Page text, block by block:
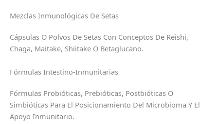
Mezclas Inmunológicas De Setas
Cápsulas O Polvos De Setas Con Conceptos De Reishi,
Chaga, Maitake, Shiitake O Betaglucano.
Fórmulas Intestino-Inmunitarias
Fórmulas Probióticas, Prebióticas, Postbióticas O
Simbióticas Para El Posicionamiento Del Microbioma Y El
Apoyo Inmunitario.